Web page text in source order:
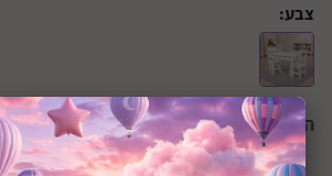
צבע:
הצבע הנבחר: לבן